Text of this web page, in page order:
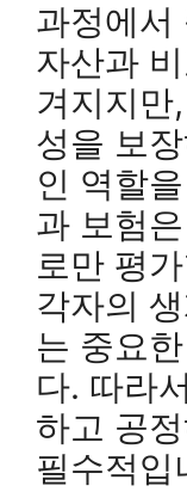
과정에서
자산과
겨지지만
성을 보
인 역할
과 보험
로만 평
각자의
는 중요
다. 따라
하고 공
필수적입